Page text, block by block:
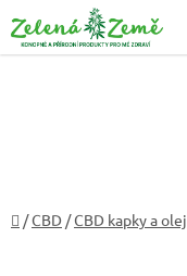
na
obsah
Domů
/CBD /CBD kapky a olej